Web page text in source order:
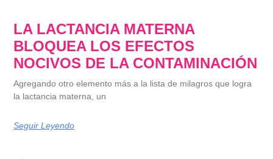
LA LACTANCIA MATERNA
BLOQUEA LOS EFECTOS
NOCIVOS DE LA CONTAMINACIÓN
Agregando otro elemento más a la lista de milagros que logra
la lactancia materna, un
Seguir Leyendo